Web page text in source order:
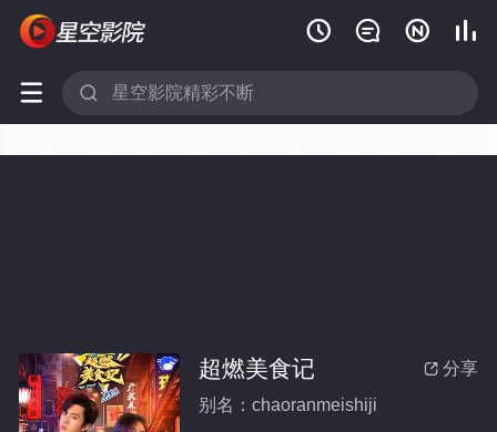
   
 
 分享
超燃美食记
别名：chaoranmeishiji